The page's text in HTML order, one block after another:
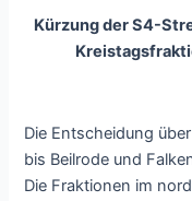
Kürzung der S4-
Die Entscheidung
bis Beilrode und
Die Fraktionen im